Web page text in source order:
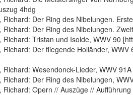
4hdg
Richard: Der Ring des Nibelungen.
Richard: Der Ring des Nibelungen.
Richard: Tristan und Isolde, WWV 90
Richard: Der fliegende Holländer,
Richard: Wesendonck-Lieder, WWV
Richard: Der Ring des Nibelungen,
Richard: Opern // Auszüge // Aufführung